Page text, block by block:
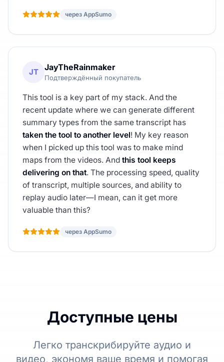
через AppSumo
JT JayTheRainmaker
Подтверждённый покупатель
This tool is a key part of my stack. And the
recent update where we can generate different
summary types from the same transcript has
taken the tool to another level! My key reason
when I picked up this tool was to make mind
maps from the videos. And this tool keeps
delivering on that. The processing speed, quality
of transcript, multiple sources, and ability to
replay audio later—I mean, can it get more
valuable than this?
через AppSumo
Доступные цены
Легко транскрибируйте аудио и
видео, экономя ваше время и помогая